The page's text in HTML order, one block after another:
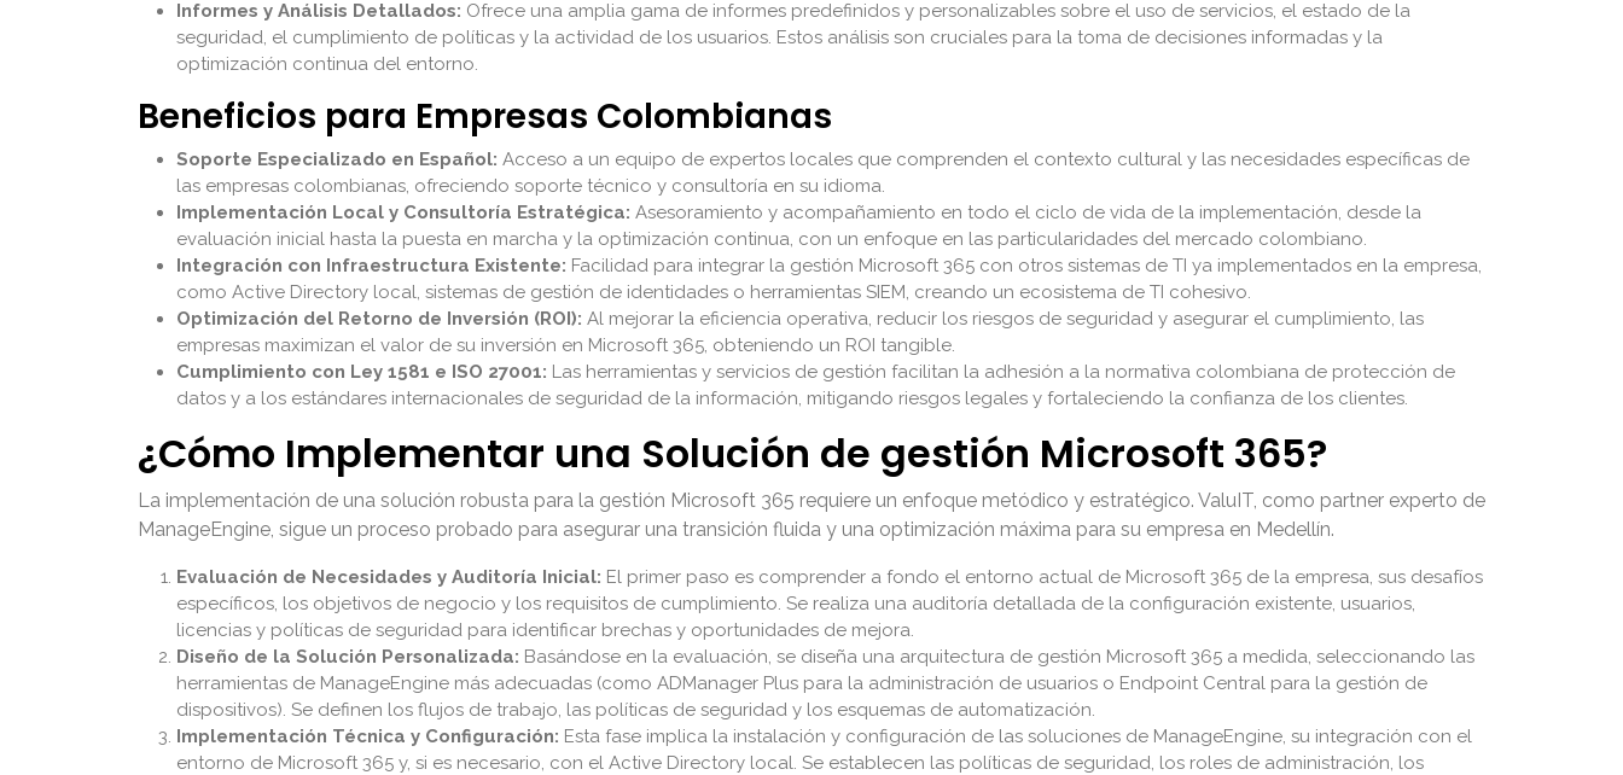
Informes y Análisis Detallados: Ofrece una amplia gama de informes predefinidos y personalizables sobre el uso de servicios, el estado de la
seguridad, el cumplimiento de políticas y la actividad de los usuarios. Estos análisis son cruciales para la toma de decisiones informadas y la
optimización continua del entorno.
Beneficios para Empresas Colombianas
Soporte Especializado en Español: Acceso a un equipo de expertos locales que comprenden el contexto cultural y las necesidades específicas de
las empresas colombianas, ofreciendo soporte técnico y consultoría en su idioma.
Implementación Local y Consultoría Estratégica: Asesoramiento y acompañamiento en todo el ciclo de vida de la implementación, desde la
evaluación inicial hasta la puesta en marcha y la optimización continua, con un enfoque en las particularidades del mercado colombiano.
Integración con Infraestructura Existente: Facilidad para integrar la gestión Microsoft 365 con otros sistemas de TI ya implementados en la empresa,
como Active Directory local, sistemas de gestión de identidades o herramientas SIEM, creando un ecosistema de TI cohesivo.
Optimización del Retorno de Inversión (ROI): Al mejorar la eficiencia operativa, reducir los riesgos de seguridad y asegurar el cumplimiento, las
empresas maximizan el valor de su inversión en Microsoft 365, obteniendo un ROI tangible.
Cumplimiento con Ley 1581 e ISO 27001: Las herramientas y servicios de gestión facilitan la adhesión a la normativa colombiana de protección de
datos y a los estándares internacionales de seguridad de la información, mitigando riesgos legales y fortaleciendo la confianza de los clientes.
¿Cómo Implementar una Solución de gestión Microsoft 365?
La implementación de una solución robusta para la gestión Microsoft 365 requiere un enfoque metódico y estratégico. ValuIT, como partner experto de
ManageEngine, sigue un proceso probado para asegurar una transición fluida y una optimización máxima para su empresa en Medellín.
Evaluación de Necesidades y Auditoría Inicial: El primer paso es comprender a fondo el entorno actual de Microsoft 365 de la empresa, sus desafíos
específicos, los objetivos de negocio y los requisitos de cumplimiento. Se realiza una auditoría detallada de la configuración existente, usuarios,
licencias y políticas de seguridad para identificar brechas y oportunidades de mejora.
Diseño de la Solución Personalizada: Basándose en la evaluación, se diseña una arquitectura de gestión Microsoft 365 a medida, seleccionando las
herramientas de ManageEngine más adecuadas (como ADManager Plus para la administración de usuarios o Endpoint Central para la gestión de
dispositivos). Se definen los flujos de trabajo, las políticas de seguridad y los esquemas de automatización.
Implementación Técnica y Configuración: Esta fase implica la instalación y configuración de las soluciones de ManageEngine, su integración con el
entorno de Microsoft 365 y, si es necesario, con el Active Directory local. Se establecen las políticas de seguridad, los roles de administración, los